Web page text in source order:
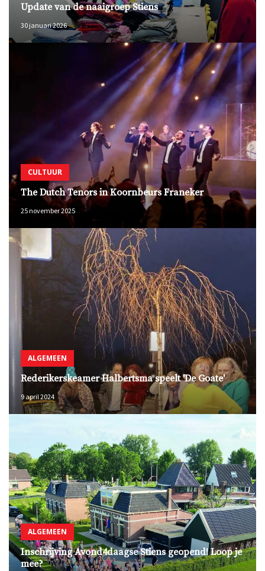
Update van de naaigroep Stiens
30 januari 2026
CULTUUR
The Dutch Tenors in Koornbeurs Franeker
25 november 2025
ALGEMEEN
Rederikerskeamer Halbertsma speelt 'De Goate'
9 april 2024
ALGEMEEN
Inschrijving Avond4daagse Stiens geopend! Loop je
mee?